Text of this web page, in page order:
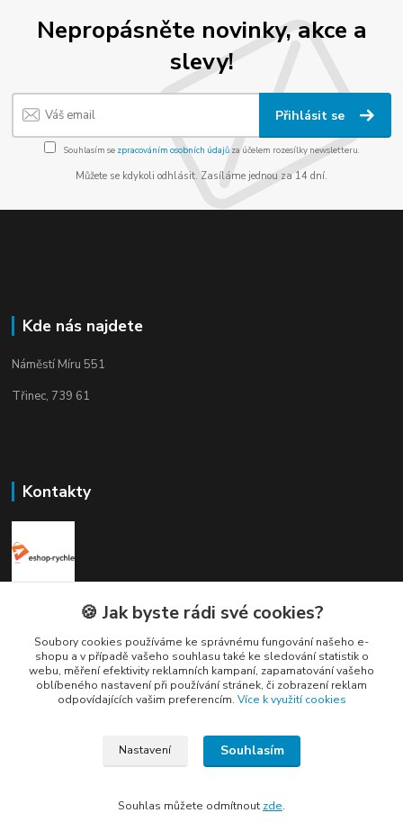
Nepropásněte novinky, akce a
slevy!
Přihlásit se
Souhlasím se zpracováním osobních údajůza účelem rozesílky newsletteru.
Můžete se kdykoli odhlásit. Zasíláme jednou za 14 dní.
Kde nás najdete
Náměstí Míru 551
Třinec, 739 61
Kontakty
Petr Nedvídek
+420 775688827 +420 737670415
(Po-Pá, 9-16 hod.)
🍪 Jak byste rádi své cookies?
Soubory cookies používáme ke správnému fungování našeho e-
shopu a v případě vašeho souhlasu také ke sledování statistik o
webu, měření efektivity reklamních kampaní, zapamatování vašeho
oblíbeného nastavení při používání stránek, či zobrazení reklam
odpovídajících vašim preferencím. Více k využití cookies
Nastavení Souhlasím
Souhlas můžete odmítnout zde.